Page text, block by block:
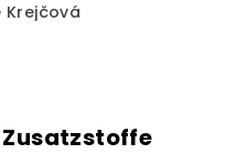
Krejčová